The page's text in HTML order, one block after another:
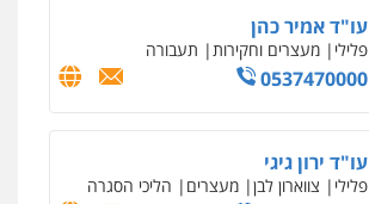
אבי אמר משרד עורכי דין
פלילי משפחה אזרחי מסחרי
0502130230
עו"ד בן ממן
פלילי אסירים
ניהול משברים פליליים